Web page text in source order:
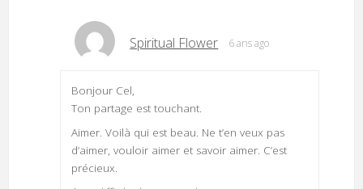
Spiritual Flower 6 ans ago
Bonjour Cel,
Ton partage est touchant.
Aimer. Voilà qui est beau. Ne t’en veux pas
d’aimer, vouloir aimer et savoir aimer. C’est
précieux.